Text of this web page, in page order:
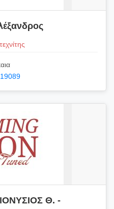
Θ. -